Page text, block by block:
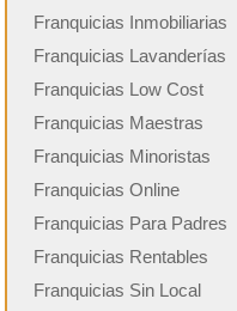
Franquicias Inmobiliarias
Franquicias Lavanderías
Franquicias Low Cost
Franquicias Maestras
Franquicias Minoristas
Franquicias Online
Franquicias Para Padres
Franquicias Rentables
Franquicias Sin Local